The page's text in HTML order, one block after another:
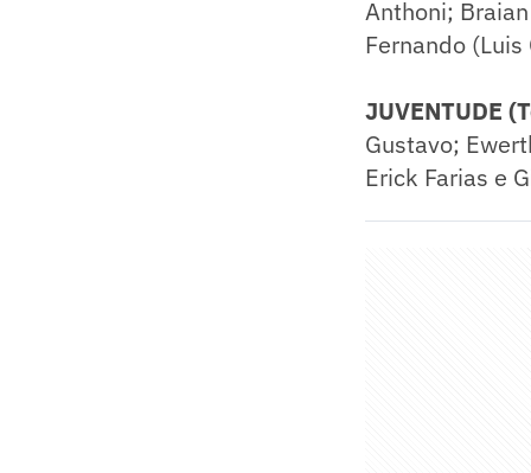
Anthoni;
Fernando
JUVENTUDE
Gustavo;
Erick Farias e